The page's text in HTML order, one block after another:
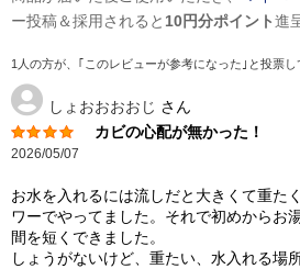
ー投稿＆採用されると 10円分ポイント進
1人の方が、｢このレビューが参考になった｣と投票し
しょおおおおじ さん
カビの心配が無かった！
2026/05/07
お水を入れるには流しだと大きくて重た
ワーでやってました。それで初めからお
間を短くできました。
しょうがないけど、重たい、水入れる場